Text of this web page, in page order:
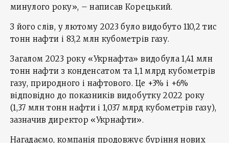
минулого року», – написав Корецький.
З його слів, у лютому 2023 було видобуто 110,2 тис
тонн нафти і 83,2 млн кубометрів газу.
Загалом 2023 року «Укрнафта» видобула 1,41 млн
тонн нафти з конденсатом та 1,1 млрд кубометрів
газу, природного і нафтового. Це +3% і +6%
відповідно до показників видобутку 2022 року
(1,37 млн тонн нафти і 1,037 млрд кубометрів газу),
зазначив директор «Укрнафти».
Нагадаємо, компанія продовжує буріння нових